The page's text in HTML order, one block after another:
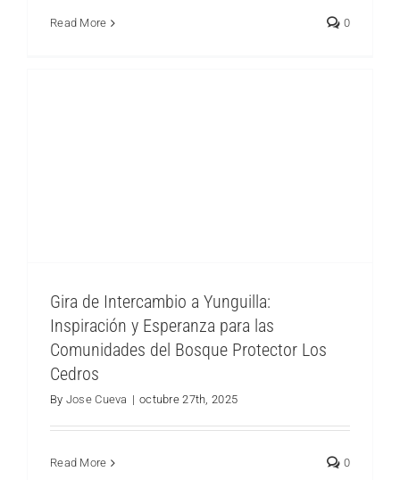
Read More 0
en La Estación Científica Los Cedros
Gira de Intercambio a Yunguilla:
Inspiración y Esperanza para las
Comunidades del Bosque Protector Los
Cedros
By Jose Cueva | octubre 27th, 2025
Read More 0